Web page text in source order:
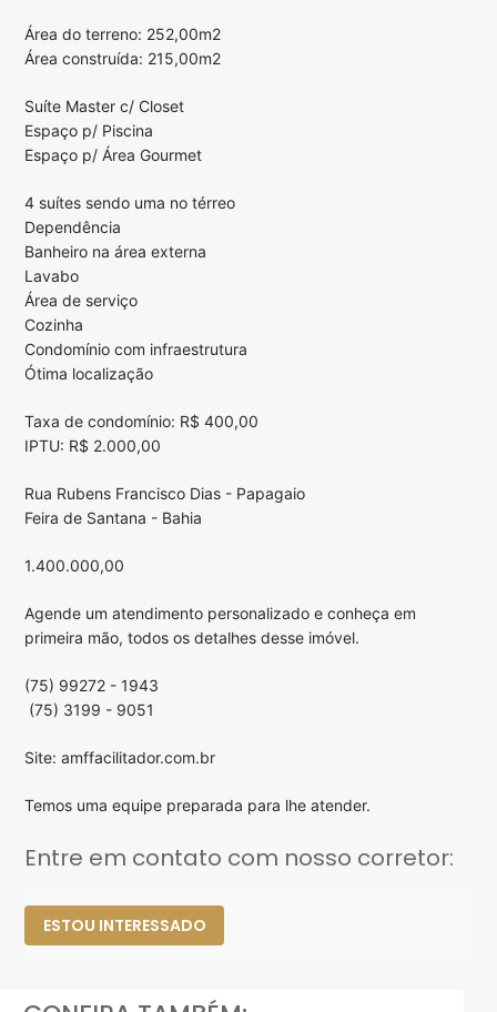
Área do terreno: 252,00m2
Área construída: 215,00m2
Suíte Master c/ Closet
Espaço p/ Piscina
Espaço p/ Área Gourmet
4 suítes sendo uma no térreo
Dependência
Banheiro na área externa
Lavabo
Área de serviço
Cozinha
Condomínio com infraestrutura
Ótima localização
Taxa de condomínio: R$ 400,00
IPTU: R$ 2.000,00
Rua Rubens Francisco Dias - Papagaio
Feira de Santana - Bahia
1.400.000,00
Agende um atendimento personalizado e conheça em
primeira mão, todos os detalhes desse imóvel.
(75) 99272 - 1943
(75) 3199 - 9051
Site: amffacilitador.com.br
Temos uma equipe preparada para lhe atender.
Entre em contato com nosso corretor:
ESTOU INTERESSADO